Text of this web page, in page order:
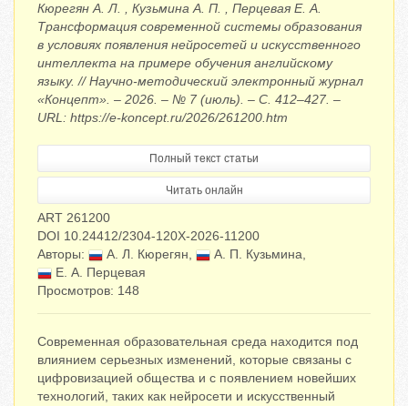
Кюрегян А. Л. , Кузьмина А. П. , Перцевая Е. А.
Трансформация современной системы образования
в условиях появления нейросетей и искусственного
интеллекта на примере обучения английскому
языку. // Научно-методический электронный журнал
«Концепт». – 2026. – № 7 (июль). – С. 412–427. –
URL: https://e-koncept.ru/2026/261200.htm
Полный текст статьи
Читать онлайн
ART 261200
DOI 10.24412/2304-120X-2026-11200
Авторы:
А. Л. Кюрегян, А. П. Кузьмина,
Е. А. Перцевая
Просмотров: 148
Современная образовательная среда находится под
влиянием серьезных изменений, которые связаны с
цифровизацией общества и с появлением новейших
технологий, таких как нейросети и искусственный